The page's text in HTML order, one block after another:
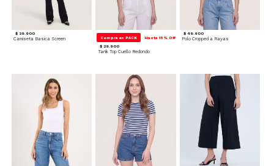
$ 39.900
Camiseta Basica Screen Compra en PACK Hasta 15% Off
$ 29.900
Tank Top Cuello Redondo
$ 49.900
Polo Cropped a Rayas